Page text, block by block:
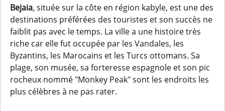
Bejaia, située sur la côte en région kabyle, est une des
destinations préférées des touristes et son succès ne
faiblit pas avec le temps. La ville a une histoire très
riche car elle fut occupée par les Vandales, les
Byzantins, les Marocains et les Turcs ottomans. Sa
plage, son musée, sa forteresse espagnole et son pic
rocheux nommé "Monkey Peak" sont les endroits les
plus célèbres à ne pas rater.